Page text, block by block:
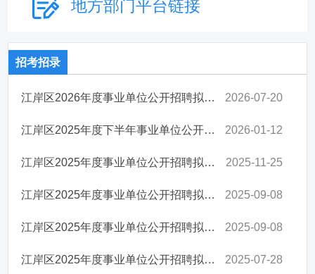
地方部门平台链接
招考招录
江岸区2026年度事业单位公开招聘拟聘用人员公示 （第一批） 2026-07-20
江岸区2025年度下半年事业单位公开招聘拟聘用人员公示 2026-01-12
江岸区2025年度事业单位公开招聘拟聘用人员公示 （第三批） 2025-11-25
江岸区2025年度事业单位公开招聘拟聘用人员公示 （第二批） 2025-09-08
江岸区2025年度事业单位公开招聘拟聘用人员公示 （第二批） 2025-09-08
江岸区2025年度事业单位公开招聘拟聘用人员公示 （第一批） 2025-07-28